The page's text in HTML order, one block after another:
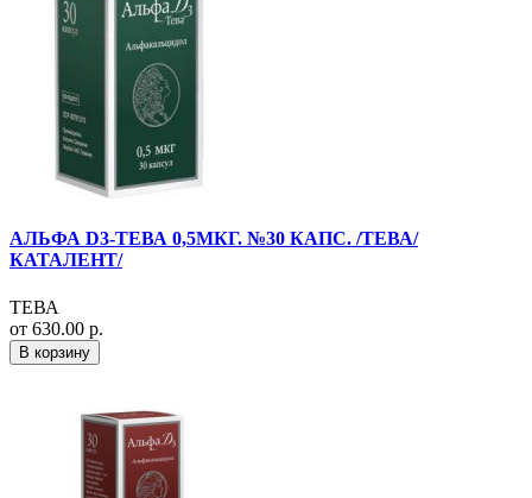
АЛЬФА D3-ТЕВА 0,5МКГ. №30 КАПС. /ТЕВА/
КАТАЛЕНТ/
ТЕВА
от 630.00 р.
В корзину